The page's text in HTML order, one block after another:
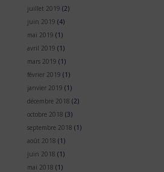
juillet 2019 (2)
juin 2019 (4)
mai 2019 (1)
avril 2019 (1)
mars 2019 (1)
février 2019 (1)
janvier 2019 (1)
décembre 2018 (2)
octobre 2018 (3)
septembre 2018 (1)
août 2018 (1)
juin 2018 (1)
mai 2018 (1)